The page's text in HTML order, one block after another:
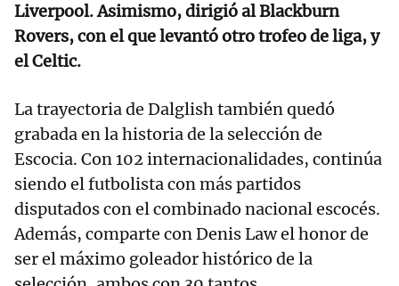
Liverpool. Asimismo, dirigió al Blackburn
Rovers, con el que levantó otro trofeo de liga, y
el Celtic.
La trayectoria de Dalglish también quedó
grabada en la historia de la selección de
Escocia. Con 102 internacionalidades, continúa
siendo el futbolista con más partidos
disputados con el combinado nacional escocés.
Además, comparte con Denis Law el honor de
ser el máximo goleador histórico de la